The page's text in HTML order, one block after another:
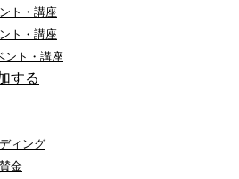
ト・講座
ト・講座
ント・講座
する
ィング
金